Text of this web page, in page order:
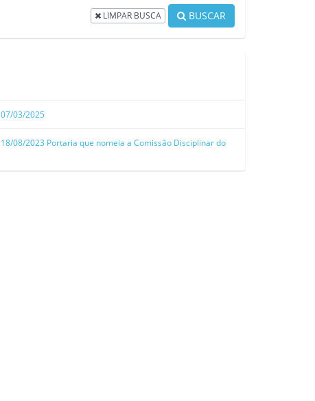
LIMPAR BUSCA BUSCAR
07/03/2025
18/08/2023 Portaria que nomeia a Comissão Disciplinar do